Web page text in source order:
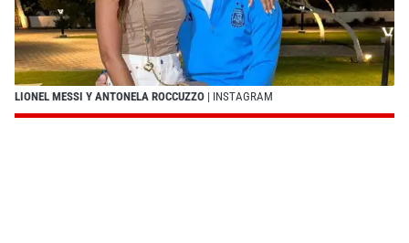
LIONEL MESSI Y ANTONELA ROCCUZZO | INSTAGRAM